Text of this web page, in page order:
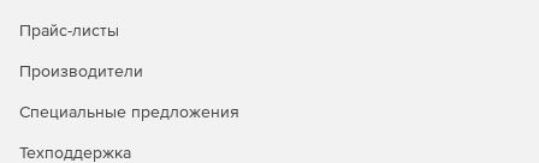
Прайс-листы
Производители
Специальные предложения
Техподдержка